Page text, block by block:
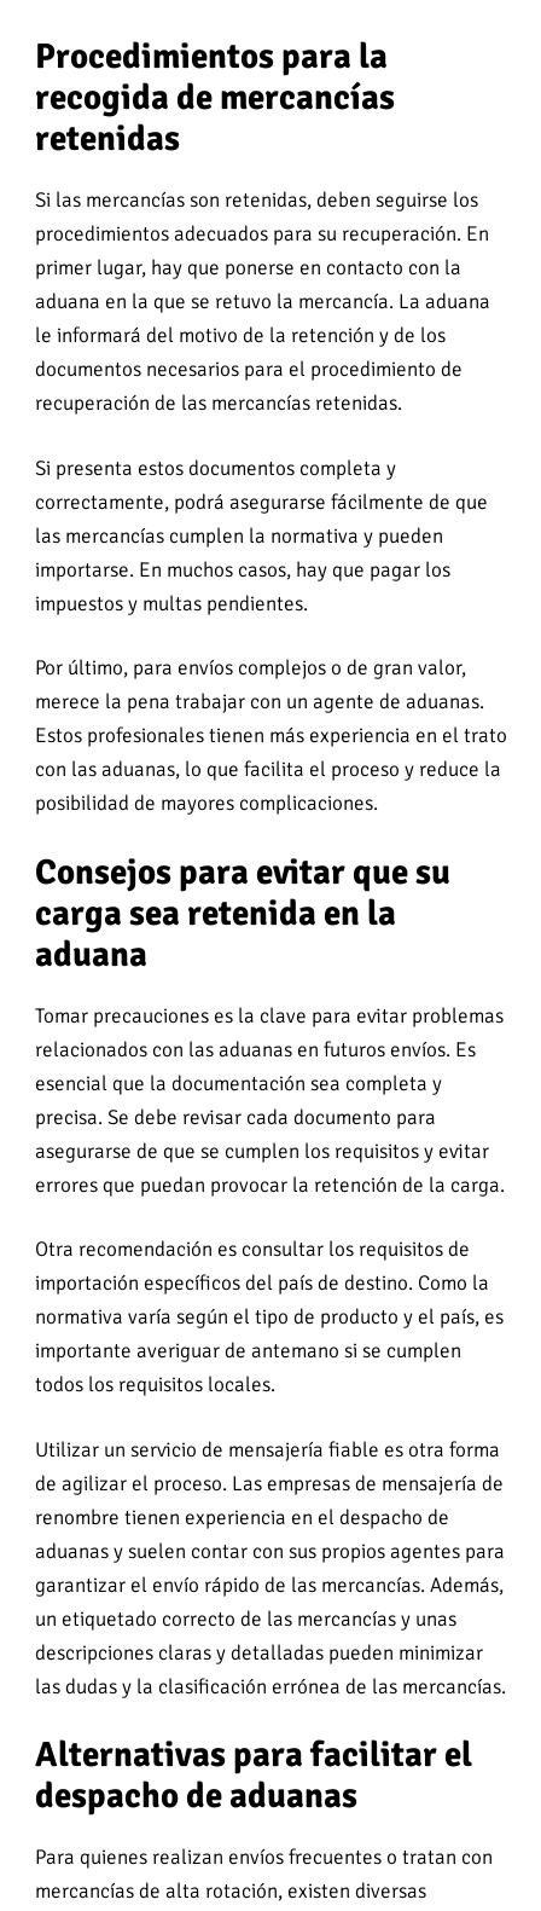
Procedimientos para la
recogida de mercancías
retenidas
Si las mercancías son retenidas, deben seguirse los
procedimientos adecuados para su recuperación. En
primer lugar, hay que ponerse en contacto con la
aduana en la que se retuvo la mercancía. La aduana
le informará del motivo de la retención y de los
documentos necesarios para el procedimiento de
recuperación de las mercancías retenidas.
Si presenta estos documentos completa y
correctamente, podrá asegurarse fácilmente de que
las mercancías cumplen la normativa y pueden
importarse. En muchos casos, hay que pagar los
impuestos y multas pendientes.
Por último, para envíos complejos o de gran valor,
merece la pena trabajar con un agente de aduanas.
Estos profesionales tienen más experiencia en el trato
con las aduanas, lo que facilita el proceso y reduce la
posibilidad de mayores complicaciones.
Consejos para evitar que su
carga sea retenida en la
aduana
Tomar precauciones es la clave para evitar problemas
relacionados con las aduanas en futuros envíos. Es
esencial que la documentación sea completa y
precisa. Se debe revisar cada documento para
asegurarse de que se cumplen los requisitos y evitar
errores que puedan provocar la retención de la carga.
Otra recomendación es consultar los requisitos de
importación específicos del país de destino. Como la
normativa varía según el tipo de producto y el país, es
importante averiguar de antemano si se cumplen
todos los requisitos locales.
Utilizar un servicio de mensajería fiable es otra forma
de agilizar el proceso. Las empresas de mensajería de
renombre tienen experiencia en el despacho de
aduanas y suelen contar con sus propios agentes para
garantizar el envío rápido de las mercancías. Además,
un etiquetado correcto de las mercancías y unas
descripciones claras y detalladas pueden minimizar
las dudas y la clasificación errónea de las mercancías.
Alternativas para facilitar el
despacho de aduanas
Para quienes realizan envíos frecuentes o tratan con
mercancías de alta rotación, existen diversas